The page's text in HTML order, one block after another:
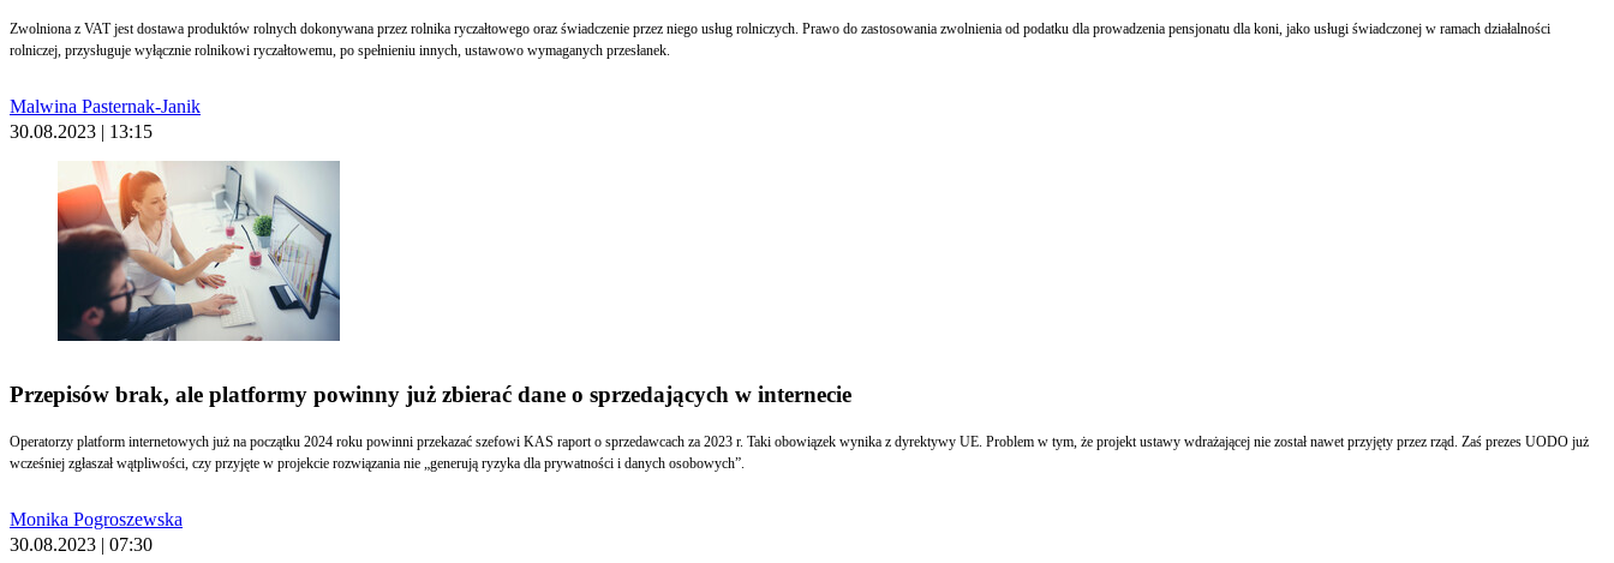
Zwolniona z VAT jest dostawa produktów rolnych dokonywana przez rolnika ryczałtowego oraz świadczenie przez niego usług rolniczych. Prawo do zastosowania zwolnienia od podatku dla prowadzenia pensjonatu dla koni, jako usługi świadczonej w ramach działalności
rolniczej, przysługuje wyłącznie rolnikowi ryczałtowemu, po spełnieniu innych, ustawowo wymaganych przesłanek.
Malwina Pasternak-Janik
30.08.2023 | 13:15
Przepisów brak, ale platformy powinny już zbierać dane o sprzedających w internecie
Operatorzy platform internetowych już na początku 2024 roku powinni przekazać szefowi KAS raport o sprzedawcach za 2023 r. Taki obowiązek wynika z dyrektywy UE. Problem w tym, że projekt ustawy wdrażającej nie został nawet przyjęty przez rząd. Zaś prezes UODO już
wcześniej zgłaszał wątpliwości, czy przyjęte w projekcie rozwiązania nie „generują ryzyka dla prywatności i danych osobowych”.
Monika Pogroszewska
30.08.2023 | 07:30